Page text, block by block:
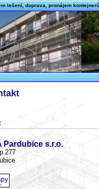
lešení, doprava, pronájem
Pardubice s.r.o.